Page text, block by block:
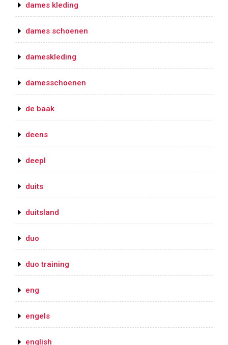
dames kleding
dames schoenen
dameskleding
damesschoenen
de baak
deens
deepl
duits
duitsland
duo
duo training
eng
engels
english